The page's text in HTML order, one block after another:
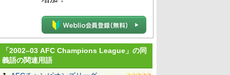
「2002–03 AFC Champions League」の同
義語の関連用語